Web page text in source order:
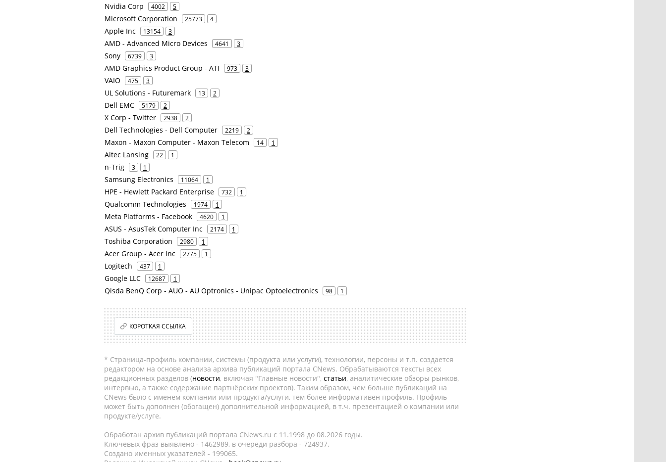
Nvidia Corp 4002 5
Microsoft Corporation 25773 4
Apple Inc 13154 3
AMD - Advanced Micro Devices 4641 3
Sony 6739 3
AMD Graphics Product Group - ATI 973 3
VAIO 475 3
UL Solutions - Futuremark 13 2
Dell EMC 5179 2
X Corp - Twitter 2938 2
Dell Technologies - Dell Computer 2219 2
Maxon - Maxon Computer - Maxon Telecom 14 1
Altec Lansing 22 1
n-Trig 3 1
Samsung Electronics 11064 1
HPE - Hewlett Packard Enterprise 732 1
Qualcomm Technologies 1974 1
Meta Platforms - Facebook 4620 1
ASUS - AsusTek Computer Inc 2174 1
Toshiba Corporation 2980 1
Acer Group - Acer Inc 2775 1
Logitech 437 1
Google LLC 12687 1
Qisda BenQ Corp - AUO - AU Optronics - Unipac Optoelectronics 98 1
КОРОТКАЯ ССЫЛКА
* Страница-профиль компании, системы (продукта или услуги), технологии, персоны и т.п. создается
редактором на основе анализа архива публикаций портала CNews. Обрабатываются тексты всех
редакционных разделов (новости, включая "Главные новости", статьи, аналитические обзоры рынков,
интервью, а также содержание партнёрских проектов). Таким образом, чем больше публикаций на
CNews было с именем компании или продукта/услуги, тем более информативен профиль. Профиль
может быть дополнен (обогащен) дополнительной информацией, в т.ч. презентацией о компании или
продукте/услуге.
Обработан архив публикаций портала CNews.ru c 11.1998 до 08.2026 годы.
Ключевых фраз выявлено - 1462989, в очереди разбора - 724937.
Создано именных указателей - 199065.